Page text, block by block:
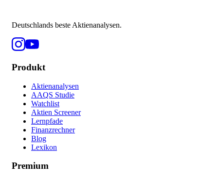
Deutschlands beste Aktienanalysen.
Produkt
Aktienanalysen
AAQS Studie
Watchlist
Aktien Screener
Lernpfade
Finanzrechner
Blog
Lexikon
Premium